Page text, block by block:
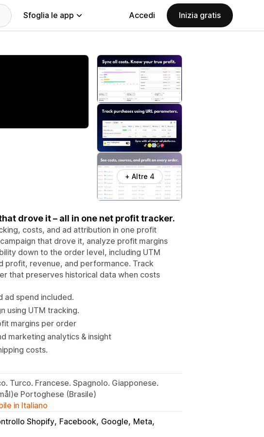
Sfoglia le app Accedi Inizia gratis
+ Altre 4
drove it – all in one net profit tracker.
costs, and ad attribution in one profit
that drove it, analyze profit margins
down to the order level, including UTM
profit, revenue, and performance. Track
that preserves historical data when costs
ad spend included.
using UTM tracking.
margins per order
marketing analytics & insight
costs.
Turco. Francese. Spagnolo. Giapponese.
Portoghese (Brasile)
in Italiano
Shopify Facebook Google Meta